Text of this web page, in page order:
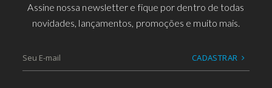
Assine nossa newsletter e fique por dentro de todas
novidades, lançamentos, promoções e muito mais.
CADASTRAR